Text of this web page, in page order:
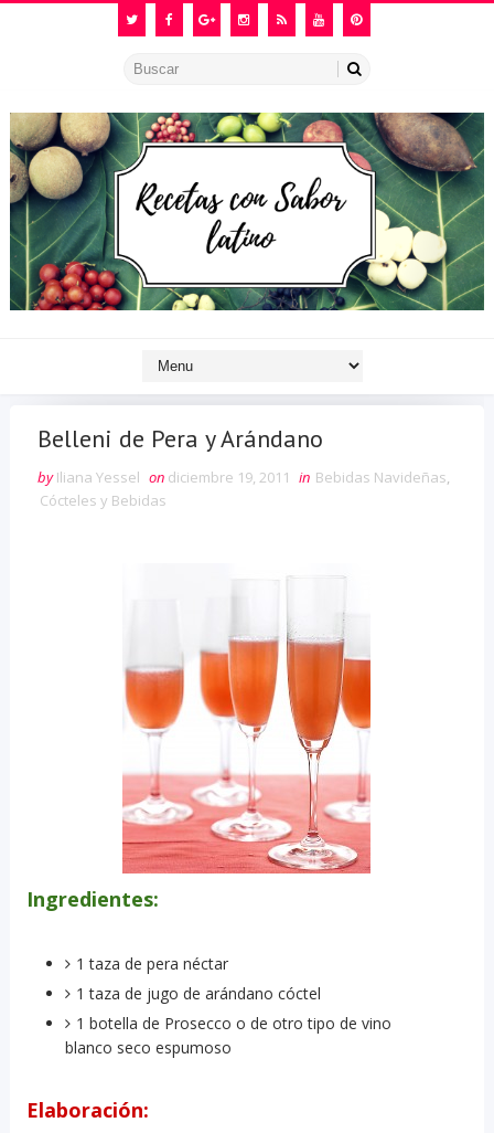
Belleni de Pera y Arándano
by Iliana Yessel on diciembre 19, 2011 in Bebidas Navideñas,
Cócteles y Bebidas
Ingredientes:
1 taza de pera néctar
1 taza de jugo de arándano cóctel
1 botella de Prosecco o de otro tipo de vino
blanco seco espumoso
Elaboración: